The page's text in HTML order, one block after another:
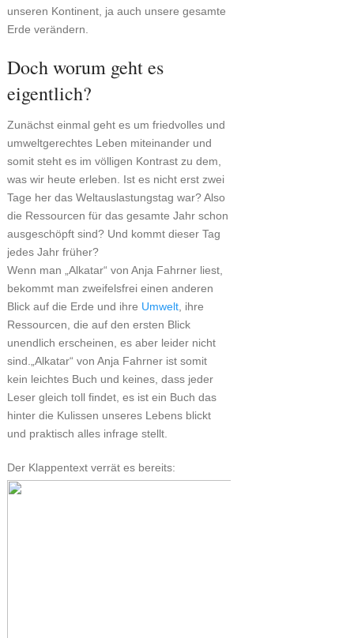
unseren Kontinent, ja auch unsere gesamte
Erde verändern.
Doch worum geht es
eigentlich?
Zunächst einmal geht es um friedvolles und
umweltgerechtes Leben miteinander und
somit steht es im völligen Kontrast zu dem,
was wir heute erleben. Ist es nicht erst zwei
Tage her das Weltauslastungstag war? Also
die Ressourcen für das gesamte Jahr schon
ausgeschöpft sind? Und kommt dieser Tag
jedes Jahr früher?
Wenn man „Alkatar“ von Anja Fahrner liest,
bekommt man zweifelsfrei einen anderen
Blick auf die Erde und ihre Umwelt, ihre
Ressourcen, die auf den ersten Blick
unendlich erscheinen, es aber leider nicht
sind.„Alkatar“ von Anja Fahrner ist somit
kein leichtes Buch und keines, dass jeder
Leser gleich toll findet, es ist ein Buch das
hinter die Kulissen unseres Lebens blickt
und praktisch alles infrage stellt.
Der Klappentext verrät es bereits: